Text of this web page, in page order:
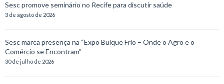
Sesc promove seminário no Recife para discutir saúde
3 de agosto de 2026
Sesc marca presença na “Expo Buíque Frio – Onde o Agro e o
Comércio se Encontram”
30 de julho de 2026